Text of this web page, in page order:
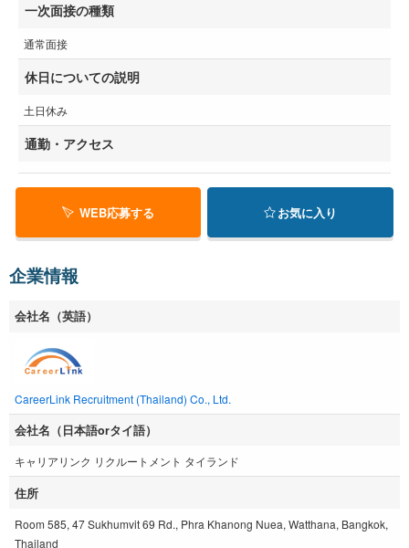
一次面接の種類
通常面接
休日についての説明
土日休み
通勤・アクセス
WEB応募する お気に入り
企業情報
会社名（英語）
CareerLink Recruitment (Thailand) Co., Ltd.
会社名（日本語orタイ語）
キャリアリンク リクルートメント タイランド
住所
Room 585, 47 Sukhumvit 69 Rd., Phra Khanong Nuea, Watthana, Bangkok,
Thailand